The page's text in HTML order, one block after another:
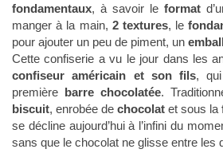
fondamentaux, à savoir le format
manger à la main, 2 textures, le
pour ajouter un peu de piment, un
Cette confiserie a vu le jour dans les
confiseur américain et son fils,
première barre chocolatée.
biscuit, enrobée de chocolat et sous la
se décline aujourd’hui à l’infini du
sans que le chocolat ne glisse entre les